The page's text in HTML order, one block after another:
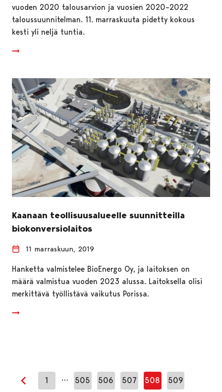
vuoden 2020 talousarvion ja vuosien 2020–2022
taloussuunnitelman. 11. marraskuuta pidetty kokous
kesti yli neljä tuntia.
Kaanaan teollisuusalueelle suunnitteilla
biokonversiolaitos
11 marraskuun, 2019
Hanketta valmistelee BioEnergo Oy, ja laitoksen on
määrä valmistua vuoden 2023 alussa. Laitoksella olisi
merkittävä työllistävä vaikutus Porissa.
Edellinen sivu
1 … 505 506 507 508 509